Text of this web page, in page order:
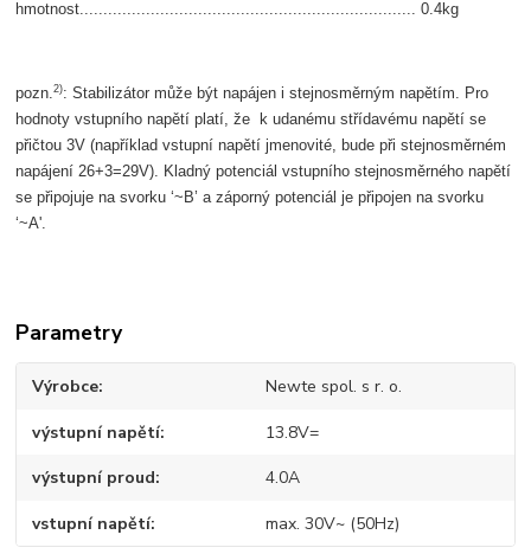
hmotnost....................................................................... 0.4kg
pozn.2): Stabilizátor může být napájen i stejnosměrným napětím. Pro
hodnoty vstupního napětí platí, že k udanému střídavému napětí se
přičtou 3V (například vstupní napětí jmenovité, bude při stejnosměrném
napájení 26+3=29V). Kladný potenciál vstupního stejnosměrného napětí
se připojuje na svorku ‘~B’ a záporný potenciál je připojen na svorku
‘~A'.
Parametry
Výrobce Newte spol. s r. o.
výstupní napětí 13.8V=
výstupní proud 4.0A
vstupní napětí max. 30V~ (50Hz)